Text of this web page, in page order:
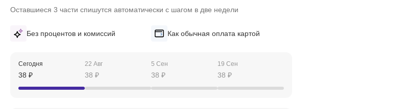
Оставшиеся 3 части спишутся автоматически с шагом в две недели
Без процентов и комиссий Как обычная оплата картой
Сегодня
38 ₽
22 Авг
38 ₽
5 Сен
38 ₽
19 Сен
38 ₽